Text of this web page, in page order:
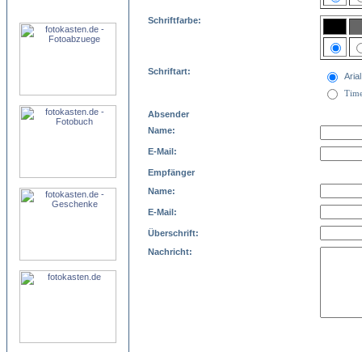
Schriftfarbe:
Schriftart:
Arial
Absender
Name:
E-Mail:
Empfänger
Name:
E-Mail:
Überschrift:
Nachricht: